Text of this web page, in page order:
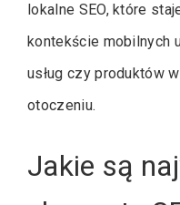
lokalne SEO, które
kontekście mobilnych
usług czy produktów
otoczeniu.
Jakie są